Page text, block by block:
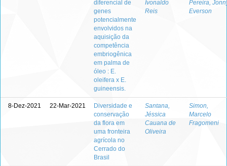
diferencial de
genes
potencialmente
envolvidos na
aquisição da
competência
embriogênica
em palma de
óleo : E.
oleifera x E.
guineensis.
Ivonaldo
Reis
Pereira,
Everson
8-Dez-2021 22-Mar-2021
Diversidade e
conservação
da flora em
uma fronteira
agrícola no
Cerrado do
Brasil
Santana,
Jéssica
Cauana de
Oliveira
Simon,
Marcelo
Fragomeni